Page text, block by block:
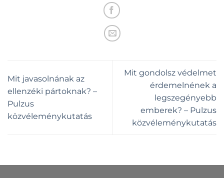
Mit javasolnának az
ellenzéki pártoknak? –
Pulzus
közvéleménykutatás
Mit gondolsz védelmet
érdemelnének a
legszegényebb
emberek? – Pulzus
közvéleménykutatás